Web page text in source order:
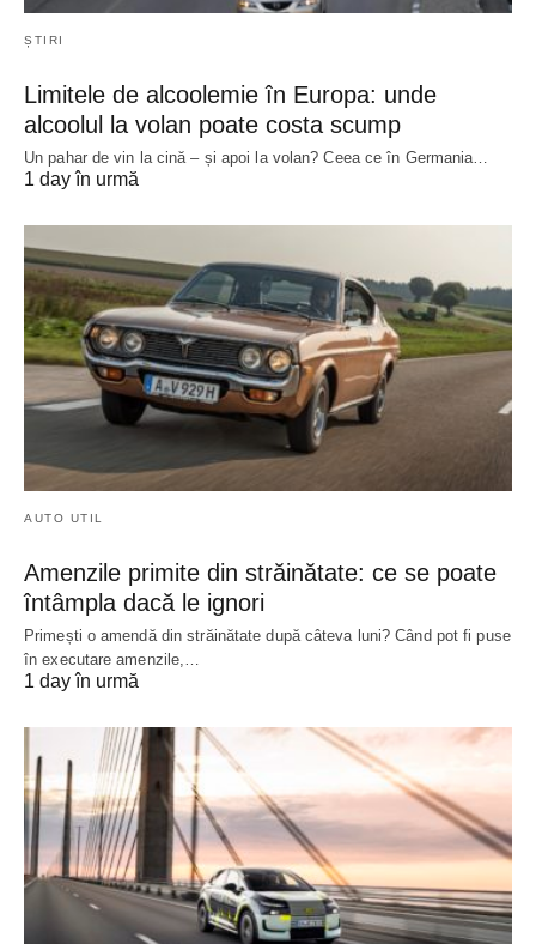
ȘTIRI
Limitele de alcoolemie în Europa: unde
alcoolul la volan poate costa scump
Un pahar de vin la cină – și apoi la volan? Ceea ce în Germania…
1 day în urmă
AUTO UTIL
Amenzile primite din străinătate: ce se poate
întâmpla dacă le ignori
Primești o amendă din străinătate după câteva luni? Când pot fi puse
în executare amenzile,…
1 day în urmă